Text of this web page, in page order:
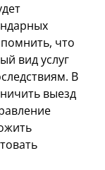
что
вид услуг
В
выезд